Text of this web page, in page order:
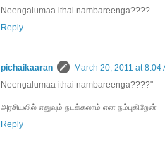
Neengalumaa ithai nambareenga????
Reply
pichaikaaran
March 20, 2011 at 8:04
Neengalumaa ithai nambareenga????"
அரசியலில் எதுவும் நடக்கலாம் என நம்புகிறேன்
Reply